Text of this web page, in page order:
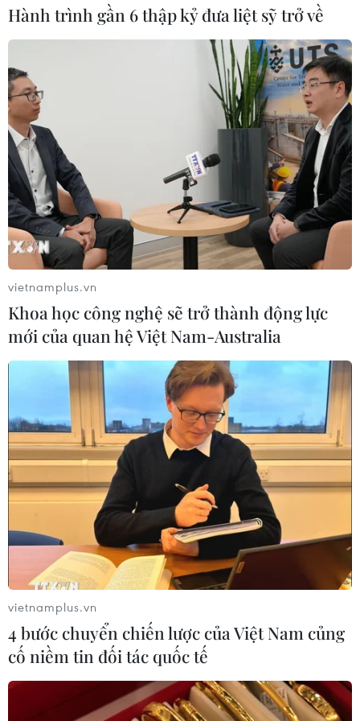
09/08/2026 04:35
Giáo dục trước thềm năm học mới:
Tái cấu trúc mạng lưới, đổi mới tư
duy quản trị
09/08/2026 04:23
Hôm nay, các trường đại học bắt đầu
công bố điểm chuẩn năm 2026
09/08/2026 04:21
Hành trình gần 6 thập kỷ đưa liệt sỹ
trở về
09/08/2026 04:05
Vụ sóng cuốn trôi tại Sơn Trà: Xuyên
đêm tìm kiếm 2 nạn nhân còn lại
09/08/2026 03:36
Đầu tư cho sức khỏe từ phòng bệnh
đến hạ tầng y tế
09/08/2026 03:29
Cảnh giác thủ đoạn lôi kéo tham gia
“Hội Thánh Đức Chúa Trời Mẹ”
09/08/2026 03:02
Hành trình gần 6 thập kỷ đưa liệt sỹ trở về
vietnamplus.vn
Khoa học công nghệ sẽ trở thành động lực
mới của quan hệ Việt Nam-Australia
vietnamplus.vn
4 bước chuyển chiến lược của Việt Nam củng
cố niềm tin đối tác quốc tế